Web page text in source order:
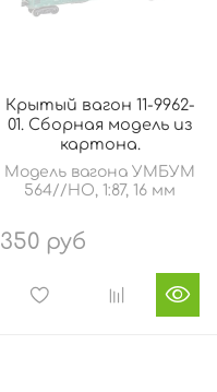
Крытый вагон 11-9962-
01. Сборная модель из
картона.
Модель вагона УМБУМ
564//HO, 1:87, 16 мм
350 руб